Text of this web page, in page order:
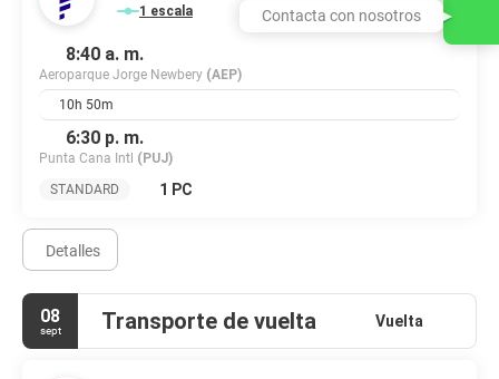
1 escala
8:40 a. m.
Aeroparque Jorge Newbery (AEP)
10h 50m
6:30 p. m.
Punta Cana Intl (PUJ)
STANDARD
1 PC
Detalles
08
sept Transporte de vuelta Vuelta
Contacta con nosotros